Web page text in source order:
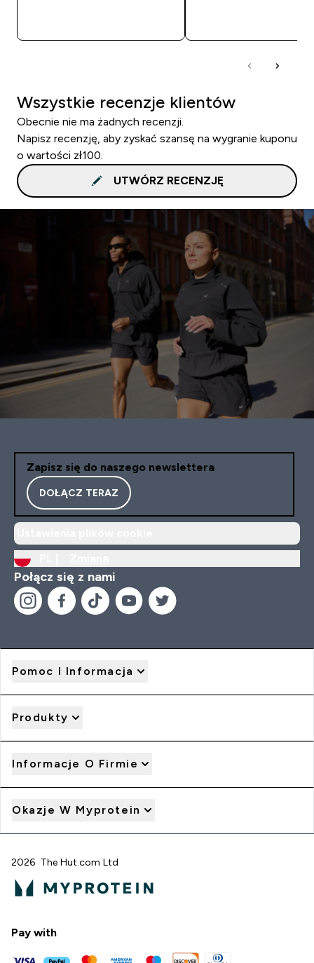
Wszystkie recenzje klientów
Obecnie nie ma żadnych recenzji.
Napisz recenzję, aby zyskać szansę na wygranie kuponu
o wartości zł100.
UTWÓRZ RECENZJĘ
Zapisz się do naszego newslettera
DOŁĄCZ TERAZ
Połącz się z nami
Pomoc I Informacja
Produkty
Informacje O Firmie
Okazje W Myprotein
2026 The Hut.com Ltd
Pay with